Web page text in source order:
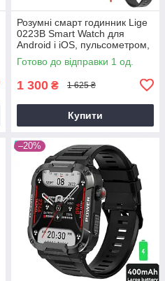
Розумні смарт годинник Lige
0223B Smart Watch для
Android і iOS, пульсометром,
тонометром, крокоміром
Готово до відправки 1 од.
1 300 ₴ 1 625 ₴
Купити
–20%